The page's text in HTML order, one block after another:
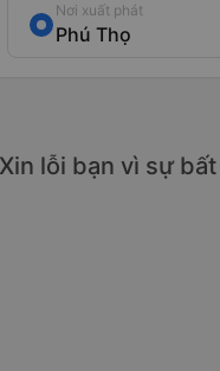
Nơi xuất phát
Xin lỗi bạn vì sự